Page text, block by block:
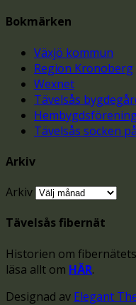
Bokmärken
Växjö kommun
Region Kronoberg
Wexnet
Tävelsås
Tävelsås socken
Arkiv
Arkiv
Tävelsås fibernät
Historien om
läsa allt om HÄR.
Designad av Elegant